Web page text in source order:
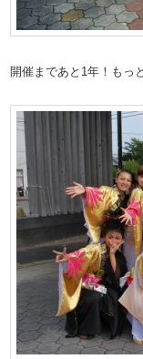
開催まであと1年！もっ